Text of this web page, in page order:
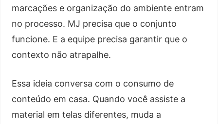
marcações e organização do ambiente entram
no processo. MJ precisa que o conjunto
funcione. E a equipe precisa garantir que o
contexto não atrapalhe.
Essa ideia conversa com o consumo de
conteúdo em casa. Quando você assiste a
material em telas diferentes, muda a